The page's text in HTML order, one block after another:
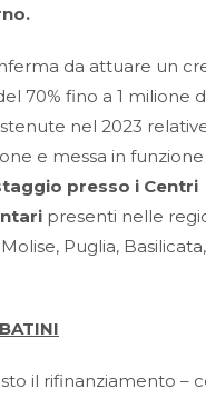
.
da attuare un
70% fino a 1 milione
nel 2023
e messa in
presso i Centri
presenti nelle
Puglia,
il rifinanziamento –